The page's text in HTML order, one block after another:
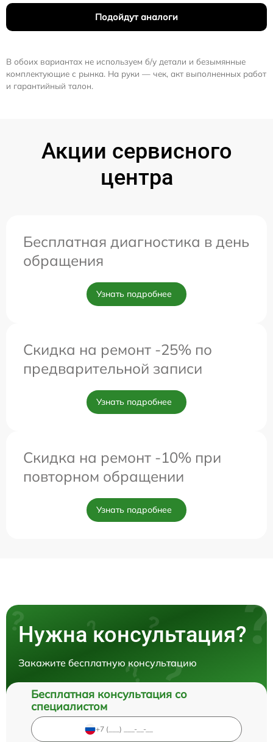
Подойдут аналоги
В обоих вариантах не используем б/у детали и безымянные
комплектующие с рынка. На руки — чек, акт выполненных работ
и гарантийный талон.
Акции сервисного
центра
Бесплатная диагностика в день
обращения
Узнать подробнее
Скидка на ремонт -25% по
предварительной записи
Узнать подробнее
Скидка на ремонт -10% при
повторном обращении
Узнать подробнее
Нужна консультация?
Закажите бесплатную консультацию
Бесплатная консультация со
специалистом